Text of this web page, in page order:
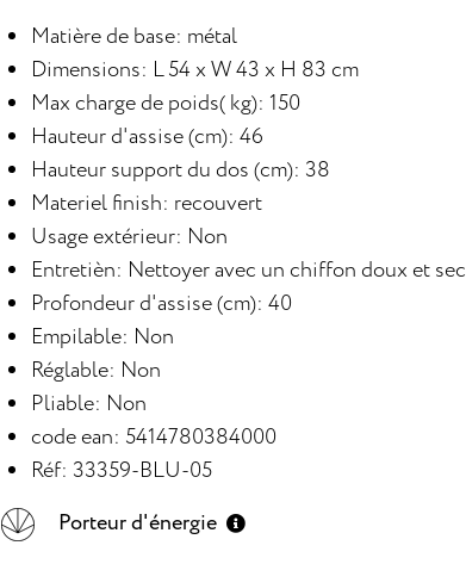
Matière de base: métal
Dimensions: L 54 x W 43 x H 83 cm
Max charge de poids( kg): 150
Hauteur d'assise (cm): 46
Hauteur support du dos (cm): 38
Materiel finish: recouvert
Usage extérieur: Non
Entretièn: Nettoyer avec un chiffon doux et sec
Profondeur d'assise (cm): 40
Empilable: Non
Réglable: Non
Pliable: Non
code ean: 5414780384000
Réf: 33359-BLU-05
Porteur d'énergie